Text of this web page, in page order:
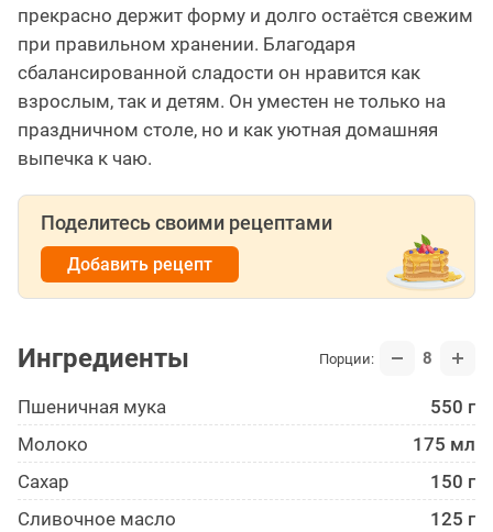
прекрасно держит форму и долго остаётся свежим
при правильном хранении. Благодаря
сбалансированной сладости он нравится как
взрослым, так и детям. Он уместен не только на
праздничном столе, но и как уютная домашняя
выпечка к чаю.
Поделитесь своими рецептами
Добавить рецепт
Ингредиенты Порции: 8
Пшеничная мука
550 г
Молоко
175 мл
Сахар
150 г
Сливочное масло
125 г